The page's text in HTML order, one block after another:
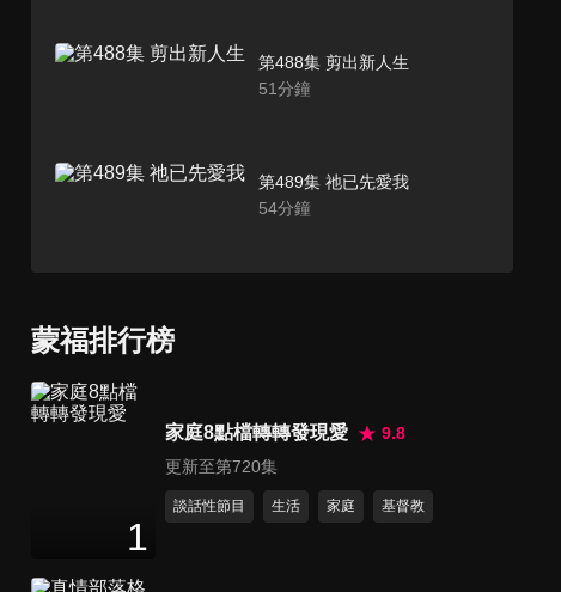
第488集 剪出新人生
51分鐘
第489集 祂已先愛我
54分鐘
第491集 前車之鑑
54 分鐘
蒙福排行榜
1
家庭8點檔轉轉發現愛
9.8
更新至第720集
談話性節目 生活 家庭 基督教